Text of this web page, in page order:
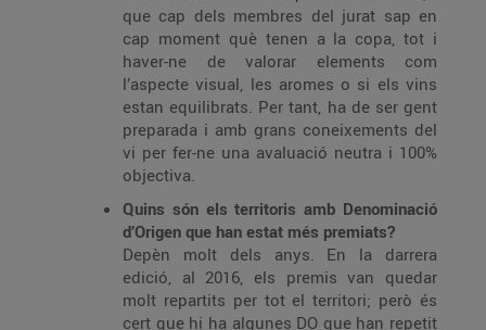
que cap dels membres del jurat sap en
cap moment què tenen a la copa, tot i
haver-ne de valorar elements com
l’aspecte visual, les aromes o si els vins
estan equilibrats. Per tant, ha de ser gent
preparada i amb grans coneixements del
vi per fer-ne una avaluació neutra i 100%
objectiva.
Quins són els territoris amb Denominació
d’Origen que han estat més premiats?
Depèn molt dels anys. En la darrera
edició, al 2016, els premis van quedar
molt repartits per tot el territori; però és
cert que hi ha algunes DO que han repetit